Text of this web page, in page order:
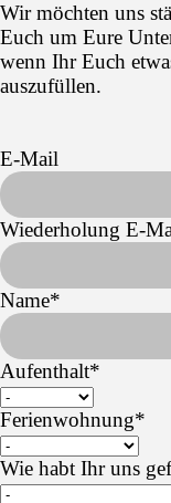
Wir möchten uns
Euch um Eure
wenn Ihr Euch
auszufüllen.
E-Mail
Wiederholung E-
Name*
Aufenthalt*
Ferienwohnung*
Wie habt Ihr uns